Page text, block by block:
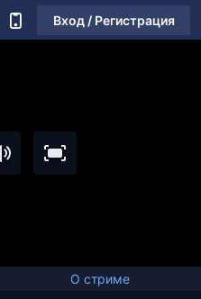
Вход / Регистрация
О стриме